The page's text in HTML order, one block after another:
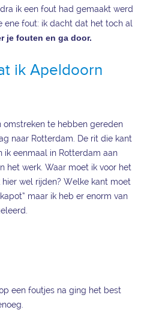
ik een fout had gemaakt werd
ene fout: ik dacht dat het toch al
je fouten en ga door.
ik Apeldoorn
omstreken te hebben gereden
naar Rotterdam. De rit die kant
eenmaal in Rotterdam aan
het werk. Waar moet ik voor het
wel rijden? Welke kant moet
maar ik heb er enorm van
een foutjes na ging het best